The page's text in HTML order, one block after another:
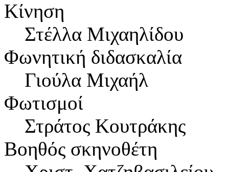
Κίνηση
Στέλλα Μιχαηλίδου
Φωνητική διδασκαλία
Γιούλα Μιχαήλ
Φωτισμοί
Στράτος Κουτράκης
Βοηθός σκηνοθέτη